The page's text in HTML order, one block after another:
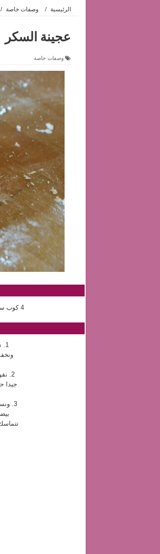
الرئيسية / وصفات خاصة /
عجينة السكر
وصفات خاصة
4 كوب سكر ناعم:;2 ملعقة كبيرة نشا:;ملعقة صغيرة فانيليا:;كوب زبدة:;ملون غذائى
1. نقوم بوضع كوب الزبدة فى وعاء عميق ثم نقوم باضافة الفانيليا عليها
2. نقوم باضافة باقى المكونات من السكر والنشا مع استمرار الخلط والخفق
جيدا
3. ونستمر فى الخفق حتى يكتسب الخليط اللون المطلوب او يمكن ان تتركيها